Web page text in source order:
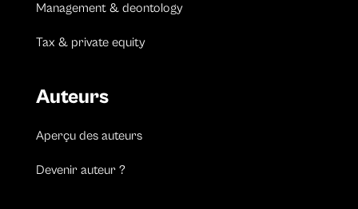
Management & deontology
Tax & private equity
Auteurs
Aperçu des auteurs
Devenir auteur ?